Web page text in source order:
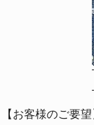
【お客様のご要望